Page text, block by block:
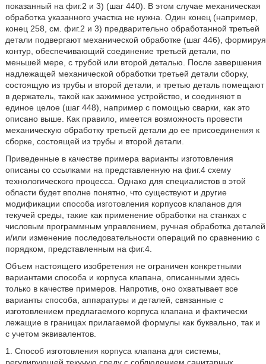
показанный на фиг.2 и 3) (шаг 440). В этом случае механическая
обработка указанного участка не нужна. Один конец (например,
конец 258, см. фиг.2 и 3) предварительно обработанной третьей
детали подвергают механической обработке (шаг 446), формируя
контур, обеспечивающий соединение третьей детали, по
меньшей мере, с трубой или второй деталью. После завершения
надлежащей механической обработки третьей детали сборку,
состоящую из трубы и второй детали, и третью деталь помещают
в держатель, такой как зажимное устройство, и соединяют в
единое целое (шаг 448), например с помощью сварки, как это
описано выше. Как правило, имеется возможность провести
механическую обработку третьей детали до ее присоединения к
сборке, состоящей из трубы и второй детали.
Приведенные в качестве примера варианты изготовления
описаны со ссылками на представленную на фиг.4 схему
технологического процесса. Однако для специалистов в этой
области будет вполне понятно, что существуют и другие
модификации способа изготовления корпусов клапанов для
текучей среды, такие как применение обработки на станках с
числовым программным управлением, ручная обработка деталей
и/или изменение последовательности операций по сравнению с
порядком, представленным на фиг.4.
Объем настоящего изобретения не ограничен конкретными
вариантами способа и корпуса клапана, описанными здесь
только в качестве примеров. Напротив, оно охватывает все
варианты способа, аппаратуры и деталей, связанные с
изготовлением предлагаемого корпуса клапана и фактически
лежащие в границах прилагаемой формулы как буквально, так и
с учетом эквивалентов.
1. Способ изготовления корпуса клапана для системы,